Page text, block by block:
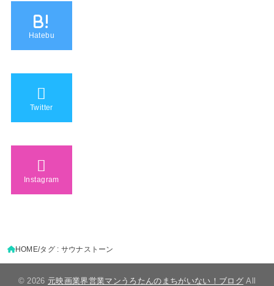
B!
Hatebu
Twitter
Instagram
HOME タグ : サウナストーン
© 2026 元映画業界営業マンうろたんのまちがいない！ブログAll